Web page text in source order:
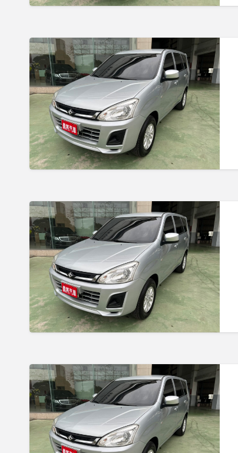
張
程
證
可
認
證
客
貨
兩
用
張
【實
車
實
價】
18
勁
哥
里
程
證
可
認
證
客
貨
兩
用
張
【實
車
實
價】
18
勁
哥
里
程
證
可
認
證
客
貨
【實
車
實
價】
18